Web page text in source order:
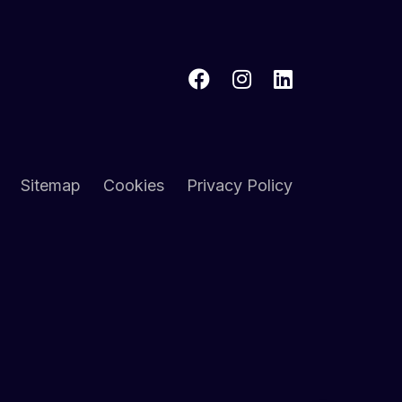
Sitemap Cookies Privacy Policy